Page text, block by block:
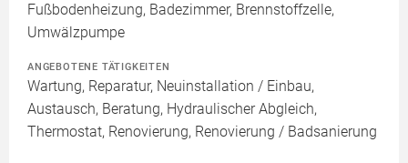
Fußbodenheizung, Badezimmer, Brennstoffzelle,
Umwälzpumpe
ANGEBOTENE TÄTIGKEITEN
Wartung, Reparatur, Neuinstallation / Einbau,
Austausch, Beratung, Hydraulischer Abgleich,
Thermostat, Renovierung, Renovierung / Badsanierung